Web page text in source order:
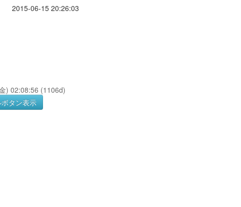
2015-06-15 20:26:03
) 02:08:56 (1106d)
タン表示